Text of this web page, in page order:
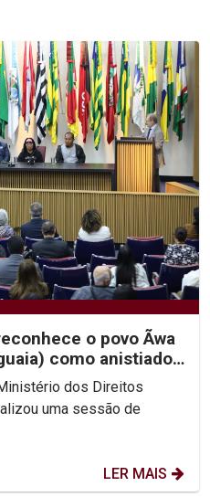
o povo Ãwa
como anistiado
dos Direitos
uma sessão de
LER MAIS